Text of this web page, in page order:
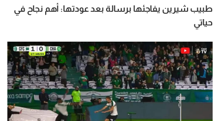
طبيب شيرين يفاجئها برسالة بعد عودتها: أهم نجاح في
حياتي